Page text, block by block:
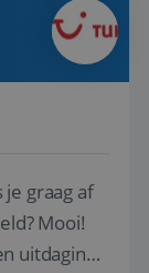
graag af
Mooi!
uitdaging